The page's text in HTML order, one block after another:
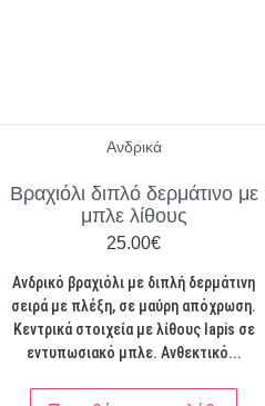
Ανδρικά
Βραχιόλι διπλό δερμάτινο με
μπλε λίθους
25.00€
Ανδρικό βραχιόλι με διπλή δερμάτινη
σειρά με πλέξη, σε μαύρη απόχρωση.
Κεντρικά στοιχεία με λίθους lapis σε
εντυπωσιακό μπλε. Ανθεκτικό...